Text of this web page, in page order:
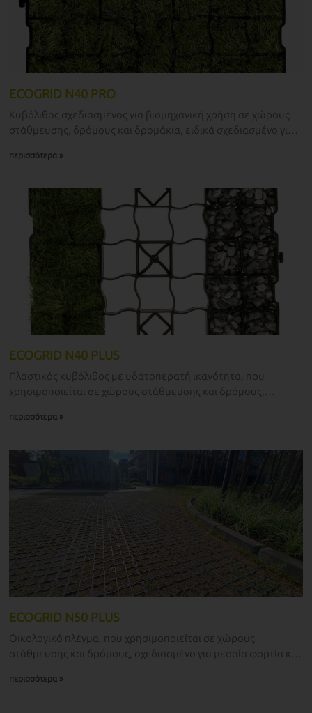
ECOGRID N40 PRO
Κυβόλιθος σχεδιασμένος για βιομηχανική χρήση σε χώρους
στάθμευσης, δρόμους και δρομάκια, ειδικά σχεδιασμένο για
εντατική χρήση.
περισσότερα »
ECOGRID N40 PLUS
Πλαστικός κυβόλιθος με υδατοπερατή ικανότητα, που
χρησιμοποιείται σε χώρους στάθμευσης και δρόμους,
περισσότερα »
ECOGRID N50 PLUS
Οικολογικό πλέγμα, που χρησιμοποιείται σε χώρους
στάθμευσης και δρόμους, σχεδιασμένο για μεσαία φορτία και
περισσότερα »